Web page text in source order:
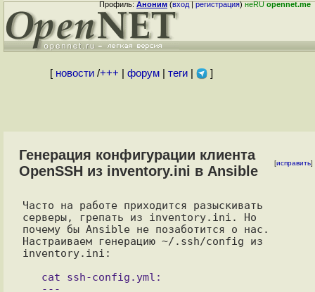
Профиль:Аноним(вход|регистрация)неRUopennet.me
[ новости/+++ форум| теги| ]
Генерация конфигурации клиента
OpenSSH из inventory.ini в Ansible
[исправить]
Часто на работе приходится разыскивать
серверы, грепать из inventory.ini. Но
почему бы Ansible не позаботится о нас.
Настраиваем генерацию ~/.ssh/config из
inventory.ini: